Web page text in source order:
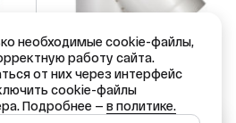
НЕТ В НАЛИЧИИ
Код: 91885
Тройник-К 135° (430/0,5
необходимые cookie-файлы,
работу сайта.
от них через интерфейс
cookie-файлы
Подробнее — в политике.